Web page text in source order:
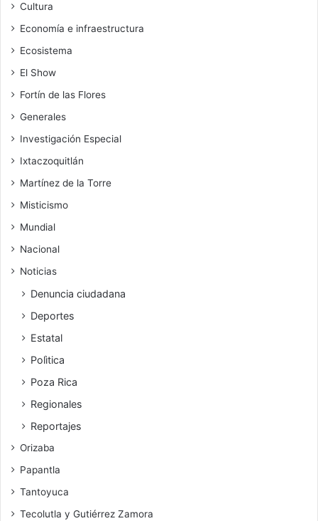
Cultura
Economía e infraestructura
Ecosistema
El Show
Fortín de las Flores
Generales
Investigación Especial
Ixtaczoquitlán
Martínez de la Torre
Misticismo
Mundial
Nacional
Noticias
Denuncia ciudadana
Deportes
Estatal
Polìtica
Poza Rica
Regionales
Reportajes
Orizaba
Papantla
Tantoyuca
Tecolutla y Gutiérrez Zamora